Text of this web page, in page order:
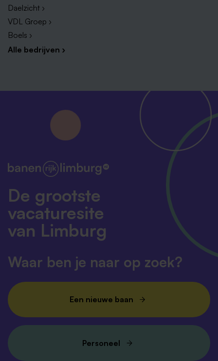
Daelzicht ›
VDL Groep ›
Boels ›
Alle bedrijven ›
De grootste
vacaturesite
van Limburg
Waar ben je naar op zoek?
Een nieuwe baan
Personeel